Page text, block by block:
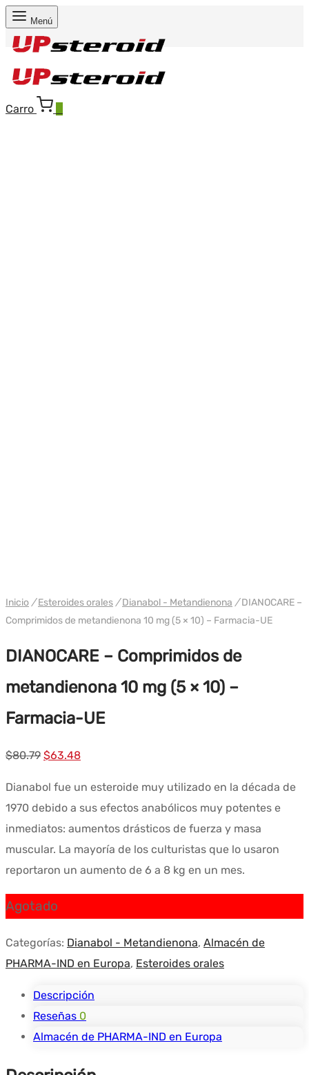
Menú
Carro
Inicio / Esteroides orales / Dianabol - Metandienona /DIANOCARE –
Comprimidos de metandienona 10 mg (5 × 10) – Farmacia-UE
DIANOCARE – Comprimidos de
metandienona 10 mg (5 × 10) –
Farmacia-UE
$80.79 El
$63.48El
Dianabol fue un esteroide muy utilizado en la década de
1970 debido a sus efectos anabólicos muy potentes e
inmediatos: aumentos drásticos de fuerza y masa
muscular. La mayoría de los culturistas que lo usaron
reportaron un aumento de 6 a 8 kg en un mes.
Agotado
Categorías: Dianabol - Metandienona, Almacén de
PHARMA-IND en Europa, Esteroides orales
Descripción
Reseñas 0
Almacén de PHARMA-IND en Europa